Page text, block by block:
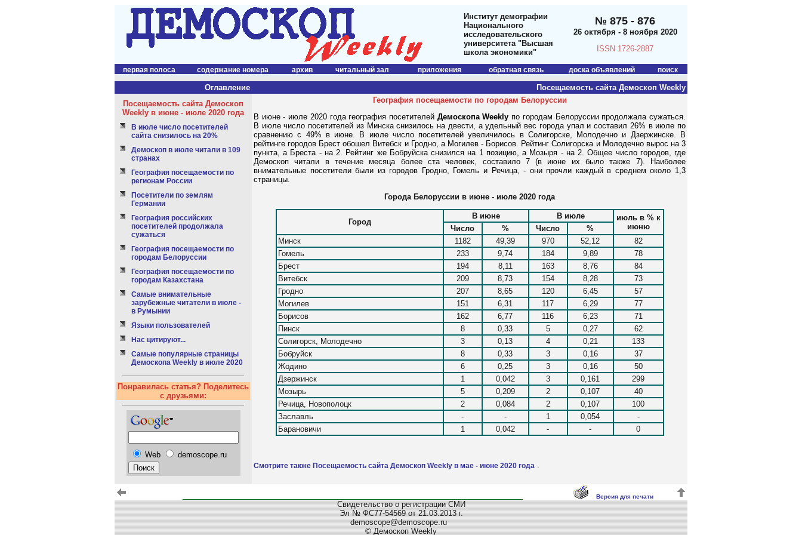
Институт демографии
Национального
исследовательского
университета "Высшая
школа экономики"
№ 875 - 876
26 октября - 8 ноября 2020
ISSN 1726-2887
первая полоса содержание номера архив читальный зал приложения обратная связь доска объявлений поиск
Оглавление
Посещаемость сайта Демоскоп Weekly
Посещаемость сайта Демоскоп
Weekly в июне - июле 2020 года
В июле число посетителей
сайта снизилось на 20%
Демоскоп в июле читали в 109
странах
География посещаемости по
регионам России
Посетители по землям
Германии
География российских
посетителей продолжала
сужаться
География посещаемости по
городам Белоруссии
География посещаемости по
городам Казахстана
Самые внимательные
зарубежные читатели в июле -
в Румынии
Языки пользователей
Нас цитируют...
Самые популярные страницы
Демоскопа Weekly в июле 2020
Понравилась статья? Поделитесь
с друзьями:
Web demoscope.ru
География посещаемости по городам Белоруссии
В июне - июле 2020 года география посетителей Демоскопа Weekly по городам Белоруссии продолжала сужаться.
В июле число посетителей из Минска снизилось на двести, а удельный вес города упал и составил 26% в июле по
сравнению с 49% в июне. В июле число посетителей увеличилось в Солигорске, Молодечно и Дзержинске. В
рейтинге городов Брест обошел Витебск и Гродно, а Могилев - Борисов. Рейтинг Солигорска и Молодечно вырос на 3
пункта, а Бреста - на 2. Рейтинг же Бобруйска снизился на 1 позицию, а Мозыря - на 2. Общее число городов, где
Демоскоп читали в течение месяца более ста человек, составило 7 (в июне их было также 7). Наиболее
внимательные посетители были из городов Гродно, Гомель и Речица, - они прочли каждый в среднем около 1,3
страницы.
Города Белоруссии в июне - июле 2020 года
Город
В июне В июле
июль в % к
июню
Число % Число
%
Минск
1182 49,39 970 52,12
82
Гомель
233 9,74 184 9,89
78
Брест
194 8,11 163 8,76
84
Витебск
209 8,73 154 8,28
73
Гродно
207 8,65 120 6,45
57
Могилев
151 6,31 117 6,29
77
Борисов
162 6,77 116 6,23
71
Пинск
8 0,33 5 0,27
62
Солигорск, Молодечно
3 0,13 4 0,21
133
Бобруйск
8 0,33 3 0,16
37
Жодино
6 0,25 3 0,16
50
Дзержинск
1 0,042 3 0,161
299
Мозырь
5 0,209 2 0,107
40
Речица, Новополоцк
2 0,084 2 0,107
100
Заславль
- - 1 0,054
-
Барановичи
1 0,042 - - 0
Смотрите также Посещаемость сайта Демоскоп Weekly в мае - июне 2020 года
Версия для печати
Свидетельство о регистрации СМИ
Эл № ФС77-54569 от 21.03.2013 г.
demoscope@demoscope.ru
© Демоскоп Weekly